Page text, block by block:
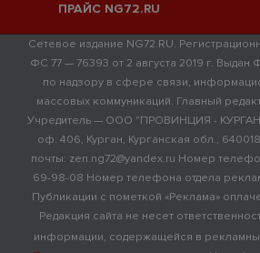
ПРАЙС NG72.RU
Сетевое издание NG72.RU.
ФС 77 — 76393 от 2 августа 2019 г.
по надзору в сфере связи,
массовых коммуникаций. Главный
Учредитель — ООО "ПРОВИНЦИЯ - КУРГАН"
оф. 406, Курган, Курганская обл.,
почты: zen.ng72@yandex.ru Номер
69-98-08 Номер телефона отдела
Публикации с пометкой «Реклама»
Редакция сайта не несет
информации, содержащейся в